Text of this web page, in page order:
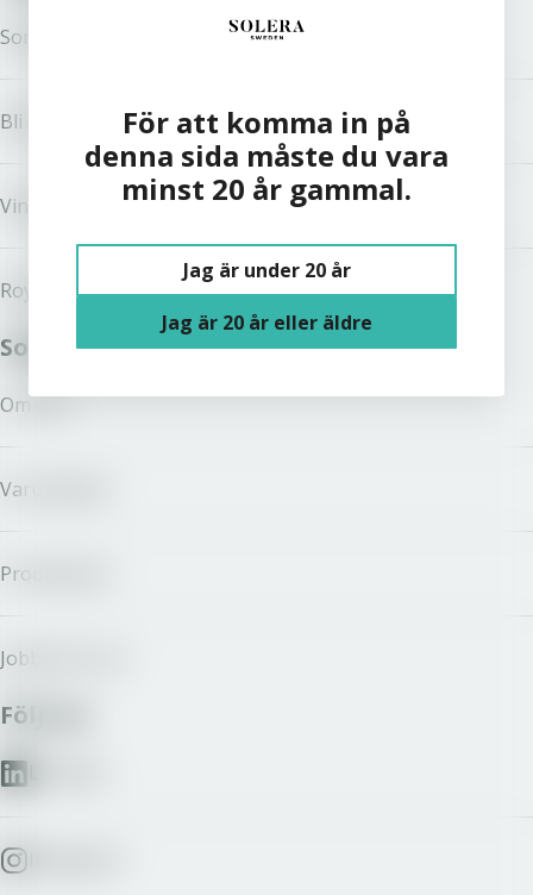
För att komma in på
denna sida måste du vara
minst 20 år gammal.
Jag är under 20 år
Jag är 20 år eller äldre
Sortiment
Bli kund
Vinston
Royal Unibrew
Solera
Om oss
Varumärken
Producenter
Jobba hos oss
Följ oss